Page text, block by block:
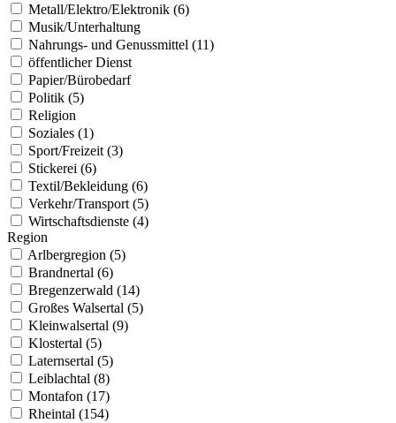
Metall/Elektro/Elektronik (6)
Musik/Unterhaltung
Nahrungs- und Genussmittel (11)
öffentlicher Dienst
Papier/Bürobedarf
Politik (5)
Religion
Soziales (1)
Sport/Freizeit (3)
Stickerei (6)
Textil/Bekleidung (6)
Verkehr/Transport (5)
Wirtschaftsdienste (4)
Region
Arlbergregion (5)
Brandnertal (6)
Bregenzerwald (14)
Großes Walsertal (5)
Kleinwalsertal (9)
Klostertal (5)
Laternsertal (5)
Leiblachtal (8)
Montafon (17)
Rheintal (154)